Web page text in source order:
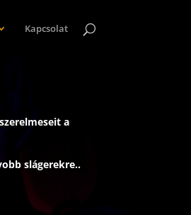
Kapcsolat
a
slágerekre..